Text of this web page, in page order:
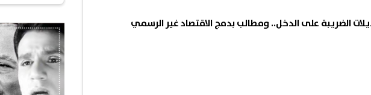
الضريبة على الدخل.. ومطالب بدمج الاقتصاد غير الرسمي